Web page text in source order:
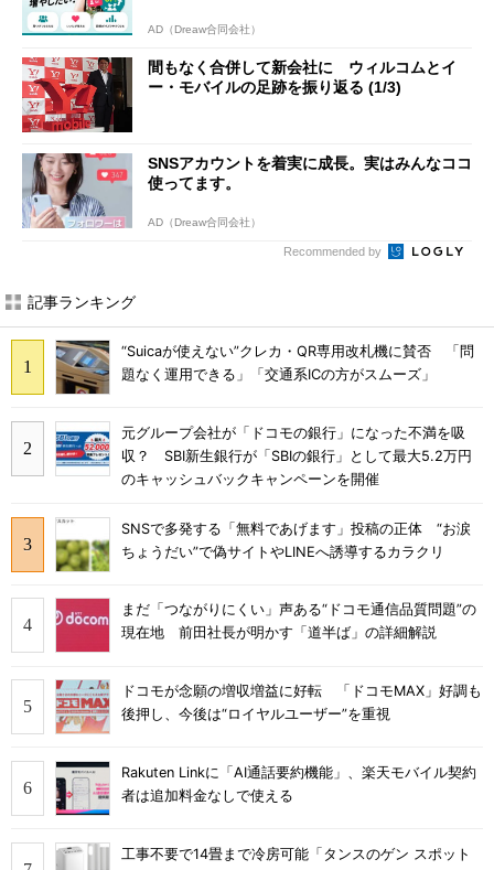
AD（Dreaw合同会社）
間もなく合併して新会社に ウィルコムとイ
ー・モバイルの足跡を振り返る (1/3)
SNSアカウントを着実に成長。実はみんなココ
使ってます。
AD（Dreaw合同会社）
Recommended by
記事ランキング
“Suicaが使えない”クレカ・QR専用改札機に賛否 「問
題なく運用できる」「交通系ICの方がスムーズ」
元グループ会社が「ドコモの銀行」になった不満を吸
収？ SBI新生銀行が「SBIの銀行」として最大5.2万円
のキャッシュバックキャンペーンを開催
SNSで多発する「無料であげます」投稿の正体 “お涙
ちょうだい”で偽サイトやLINEへ誘導するカラクリ
まだ「つながりにくい」声ある“ドコモ通信品質問題”の
現在地 前田社長が明かす「道半ば」の詳細解説
ドコモが念願の増収増益に好転 「ドコモMAX」好調も
後押し、今後は“ロイヤルユーザー”を重視
Rakuten Linkに「AI通話要約機能」、楽天モバイル契約
者は追加料金なしで使える
工事不要で14畳まで冷房可能「タンスのゲン スポット